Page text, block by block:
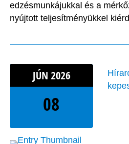
edzésmunkájukkal és a
nyújtott teljesítményükkel
JÚN 2026
08